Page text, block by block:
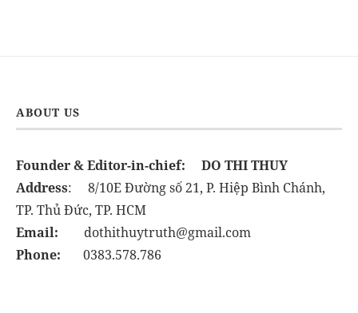
ABOUT US
Founder & Editor-in-chief:
DO THI THUY
Address: 8/10E Đường số 21, P. Hiệp Bình Chánh,
TP. Thủ Đức, TP. HCM
Email: dothithuytruth@gmail.com
Phone: 0383.578.786